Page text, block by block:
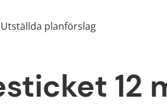
Utställda planförslag
12